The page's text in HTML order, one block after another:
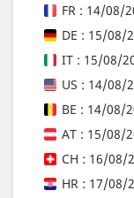
FR : 14/08/
DE : 15/08/
IT : 15/08/
US : 14/08/
BE : 14/08/
AT : 15/08/
CH : 16/08/
HR : 17/08/